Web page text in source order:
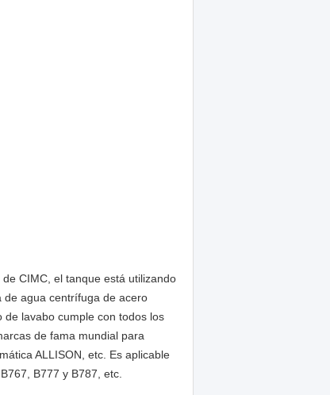
CIMC, el tanque está utilizando
de agua centrífuga de acero
lavabo cumple con todos los
de fama mundial para
ALLISON, etc. Es aplicable
B777 y B787, etc.